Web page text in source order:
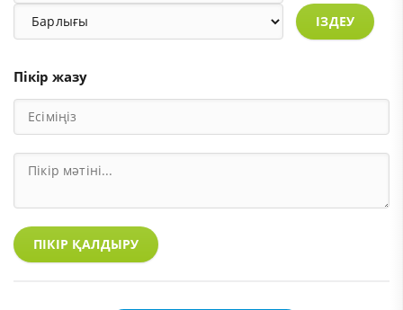
ІЗДЕУ
Пікір жазу
ПІКІР ҚАЛДЫРУ